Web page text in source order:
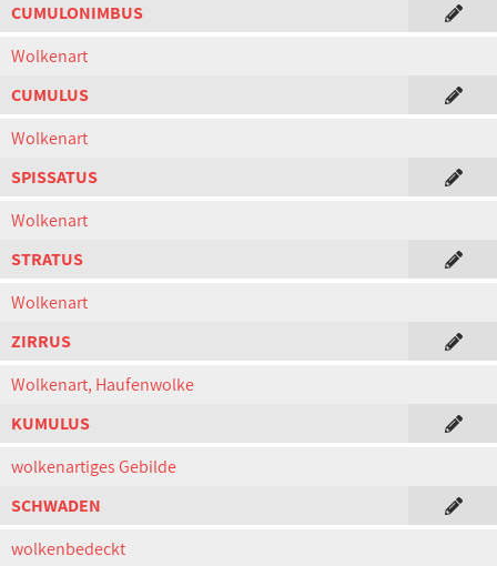
CUMULONIMBUS
Wolkenart
CUMULUS
Wolkenart
SPISSATUS
Wolkenart
STRATUS
Wolkenart
ZIRRUS
Wolkenart, Haufenwolke
KUMULUS
wolkenartiges Gebilde
SCHWADEN
wolkenbedeckt